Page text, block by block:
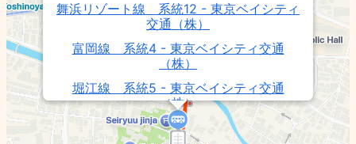
舞浜リゾート線 系統12 - 東京ベイシティ
交通（株）
富岡線 系統4 - 東京ベイシティ交通
（株）
堀江線 系統5 - 東京ベイシティ交通
（株）
富岡S線 系統8 - 東京ベイシティ交通